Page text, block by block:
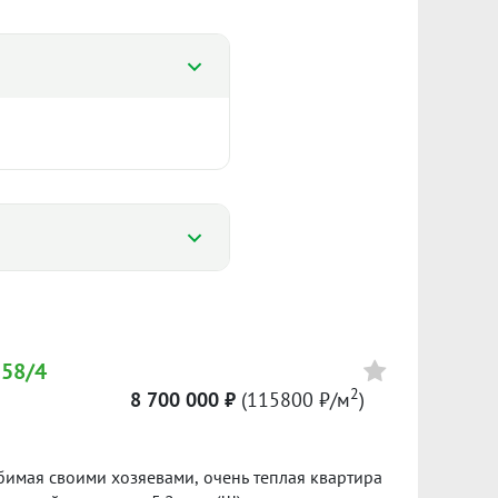
%
4
8 700 000 ₽ (115800 ₽/м2)
своими хозяевами, очень теплая квартира